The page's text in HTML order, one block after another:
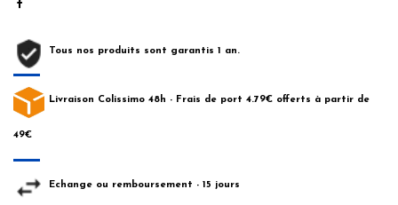
Tous nos produits sont garantis 1 an.
Livraison Colissimo 48h - Frais de port 4.79€ offerts à partir de
49€
Echange ou remboursement - 15 jours